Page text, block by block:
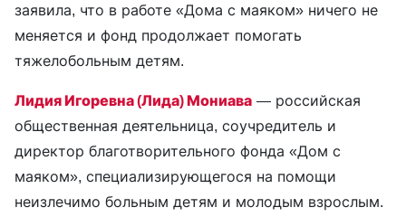
заявила, что в работе «Дома с маяком» ничего не
меняется и фонд продолжает помогать
тяжелобольным детям.
Лидия Игоревна (Лида) Мониава — российская
общественная деятельница, соучредитель и
директор благотворительного фонда «Дом с
маяком», специализирующегося на помощи
неизлечимо больным детям и молодым взрослым.